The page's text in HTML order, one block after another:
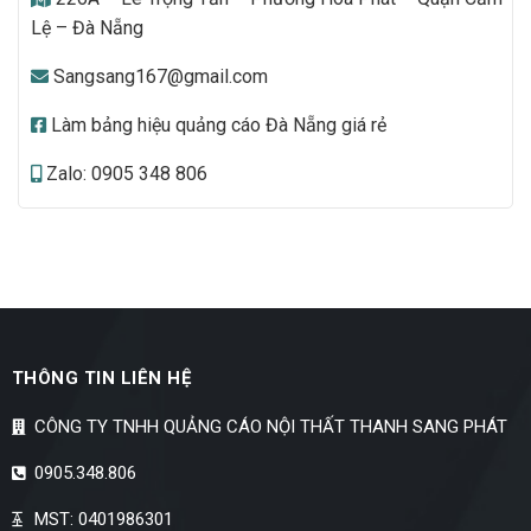
Lệ – Đà Nẵng
Sangsang167@gmail.com
Làm bảng hiệu quảng cáo Đà Nẵng giá rẻ
Zalo: 0905 348 806
THÔNG TIN LIÊN HỆ
CÔNG TY TNHH QUẢNG CÁO NỘI THẤT THANH SANG PHÁT
0905.348.806
MST: 0401986301